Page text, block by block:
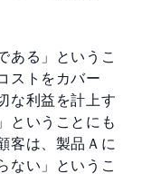
ある」というこ
ストをカバー
な利益を計上す
ということにも
客は、製品Ａに
ない」というこ